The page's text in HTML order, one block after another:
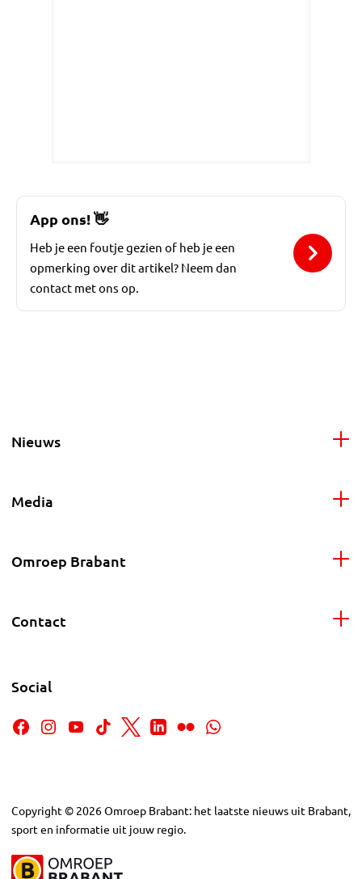
App ons! 👋
Heb je een foutje gezien of heb je een
opmerking over dit artikel? Neem dan
contact met ons op.
Nieuws
Media
Omroep Brabant
Contact
Social
Copyright © 2026Omroep Brabant: het laatste nieuws uit Brabant,
sport en informatie uit jouw regio.